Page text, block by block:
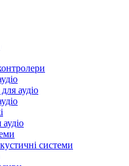
аудіо
системи